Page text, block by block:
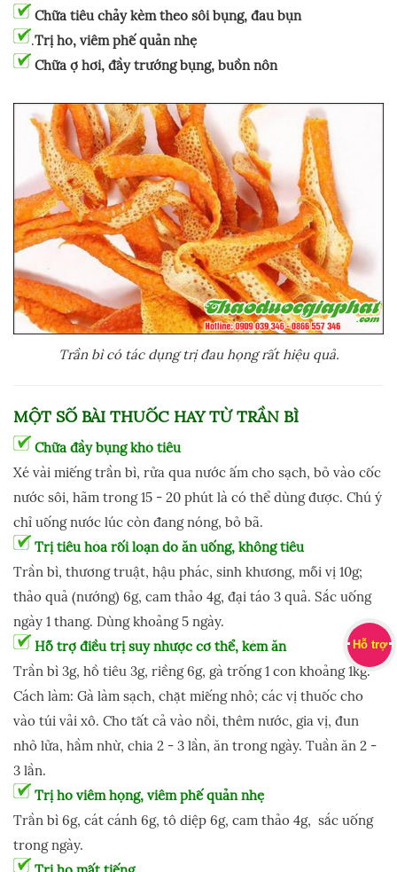
Chữa tiêu chảy kèm theo sôi bụng, đau bụn
.Trị ho, viêm phế quản nhẹ
Chữa ợ hơi, đầy trướng bụng, buồn nôn
Trần bì có tác dụng trị đau họng rất hiệu quả.
MỘT SỐ BÀI THUỐC HAY TỪ TRẦN BÌ
Chữa đầy bụng khó tiêu
Xé vài miếng trần bì, rửa qua nước ấm cho sạch, bỏ vào cốc
nước sôi, hãm trong 15 - 20 phút là có thể dùng được. Chú ý
chỉ uống nước lúc còn đang nóng, bỏ bã.
Trị tiêu hóa rối loạn do ăn uống, không tiêu
Trần bì, thương truật, hậu phác, sinh khương, mỗi vị 10g;
thảo quả (nướng) 6g, cam thảo 4g, đại táo 3 quả. Sắc uống
ngày 1 thang. Dùng khoảng 5 ngày.
Hỗ trợ điều trị suy nhược cơ thể, kém ăn
Trần bì 3g, hồ tiêu 3g, riềng 6g, gà trống 1 con khoảng 1kg.
Cách làm: Gà làm sạch, chặt miếng nhỏ; các vị thuốc cho
vào túi vải xô. Cho tất cả vào nồi, thêm nước, gia vị, đun
nhỏ lửa, hầm nhừ, chia 2 - 3 lần, ăn trong ngày. Tuần ăn 2 -
3 lần.
Trị ho viêm họng, viêm phế quản nhẹ
Trần bì 6g, cát cánh 6g, tô diệp 6g, cam thảo 4g, sắc uống
trong ngày.
Hỗ trợ